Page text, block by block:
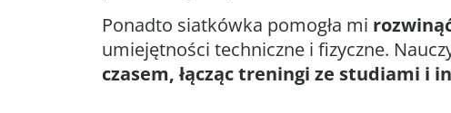
Ponadto siatkówka pomogła mi
umiejętności techniczne i fizyczne.
czasem, łącząc treningi ze studiami i